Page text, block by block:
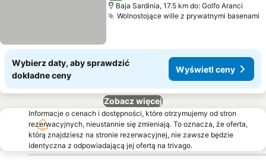
Baja Sardinia, 17.5 km do: Golfo Aranci
Wolnostojące wille z prywatnymi basenami
Wybierz daty, aby sprawdzić
dokładne ceny
Wyświetl ceny
Zobacz więcej
Informacje o cenach i dostępności, które otrzymujemy od stron
rezerwacyjnych, nieustannie się zmieniają. To oznacza, że oferta,
którą znajdziesz na stronie rezerwacyjnej, nie zawsze będzie
identyczna z odpowiadającą jej ofertą na trivago.